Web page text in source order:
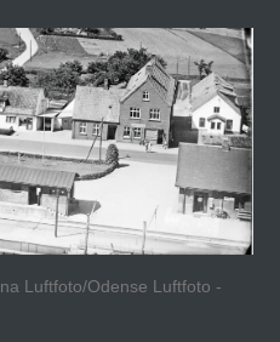
Luftfoto/Odense Luftfoto -